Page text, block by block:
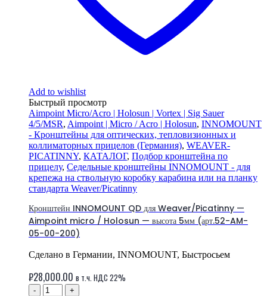
Add to wishlist
Быстрый просмотр
Aimpoint Micro/Acro | Holosun | Vortex | Sig Sauer
4/5/MSR, Aimpoint | Micro / Acro | Holosun, INNOMOUNT
- Кронштейны для оптических, тепловизионных и
коллиматорных прицелов (Германия), WEAVER-
PICATINNY, КАТАЛОГ, Подбор кронштейна по
прицелу, Седельные кронштейны INNOMOUNT - для
крепежа на ствольную коробку карабина или на планку
стандарта Weaver/Picatinny
Кронштейн INNOMOUNT QD для Weaver/Picatinny —
Aimpoint micro / Holosun — высота 5мм (арт.52-AM-
05-00-200)
Сделано в Германии, INNOMOUNT, Быстросьем
₽28,000.00 в т.ч. НДС 22%
- +